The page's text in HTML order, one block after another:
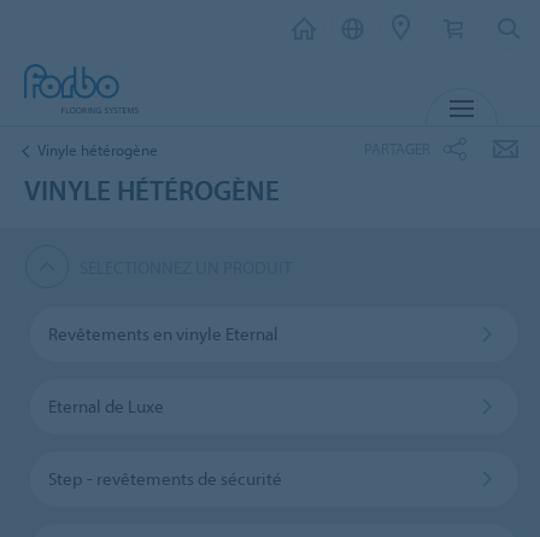
Vinyle hétérogène
VINYLE HÉTÉROGÈNE
Revêtements en vinyle Eternal
Eternal de Luxe
Step - revêtements de sécurité